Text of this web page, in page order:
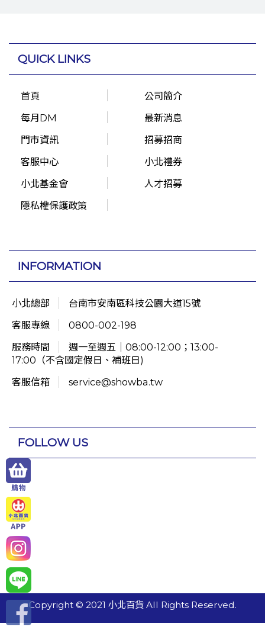
QUICK LINKS
首頁
公司簡介
每月DM
最新消息
門市資訊
招募招商
客服中心
小北禮券
小北基金會
人才招募
隱私權保護政策
INFORMATION
小北總部
台南市安南區科技公園大道15號
客服專線
0800-002-198
服務時間
週一至週五｜08:00-12:00；13:00-
17:00（不含國定假日、補班日)
客服信箱
service@showba.tw
FOLLOW US
Copyright © 2021 小北百貨 All Rights Reserved.